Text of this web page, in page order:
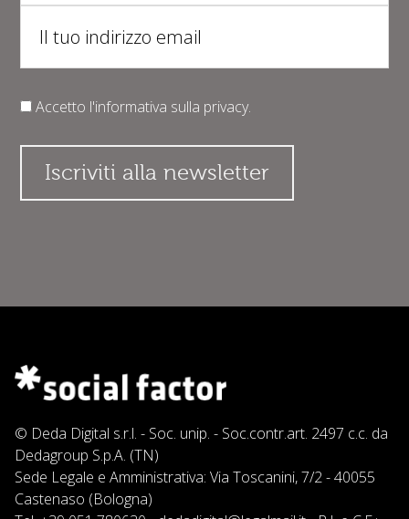
Accetto l'informativa sulla privacy.
© Deda Digital s.r.l. - Soc. unip. - Soc.contr.art. 2497 c.c. da
Dedagroup S.p.A. (TN)
Sede Legale e Amministrativa: Via Toscanini, 7/2 - 40055
Castenaso (Bologna)